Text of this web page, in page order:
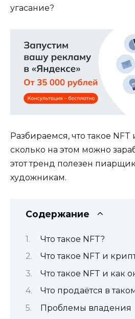
угасание?
Разбираемся, что такое NFT
сколько на этом можно
этот тренд полезен
художникам.
Содержание
Что такое NFT?
Что такое NFT и
Что такое NFT и как
Что продаётся в
Проблемы владения